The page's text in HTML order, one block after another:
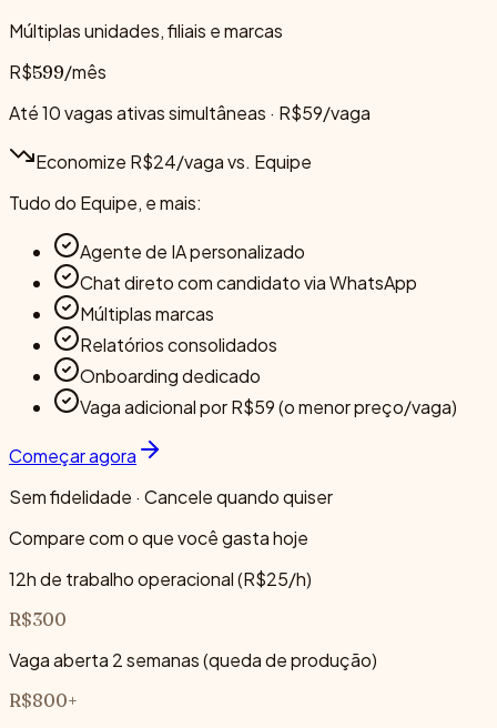
Múltiplas unidades, filiais e marcas
R$599/mês
Até 10 vagas ativas simultâneas · R$59/vaga
Economize R$24/vaga vs. Equipe
Tudo do Equipe, e mais:
Agente de IA personalizado
Chat direto com candidato via WhatsApp
Múltiplas marcas
Relatórios consolidados
Onboarding dedicado
Vaga adicional por R$59 (o menor preço/vaga)
Começar agora
Sem fidelidade · Cancele quando quiser
Compare com o que você gasta hoje
12h de trabalho operacional (R$25/h)
R$300
Vaga aberta 2 semanas (queda de produção)
R$800+